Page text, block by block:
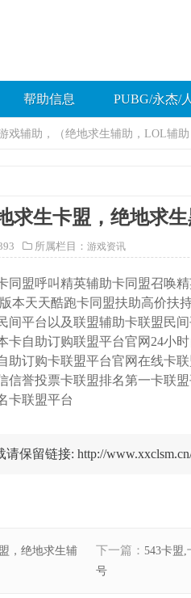
帮助信息 PUBG/永杰/
戏辅助，（绝地求生辅助，LOL辅
求生卡盟，绝地求
所属栏目： 游戏资讯
同盟呼叫精英辅助卡同盟召唤
本天天酷跑卡同盟扶助高价扶
间平台以及联盟辅助卡联盟民
卡自助订购联盟平台官网24小
助订购卡联盟平台官网在线卡
信誉投票卡联盟排名第一卡联
卡联盟平台
保留链接: http://
，绝地求生辅
下一篇：543卡盟
号